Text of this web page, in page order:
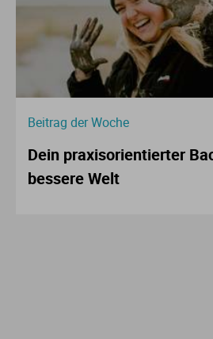
Beitrag der Woche
Dein praxisorientierter
bessere Welt